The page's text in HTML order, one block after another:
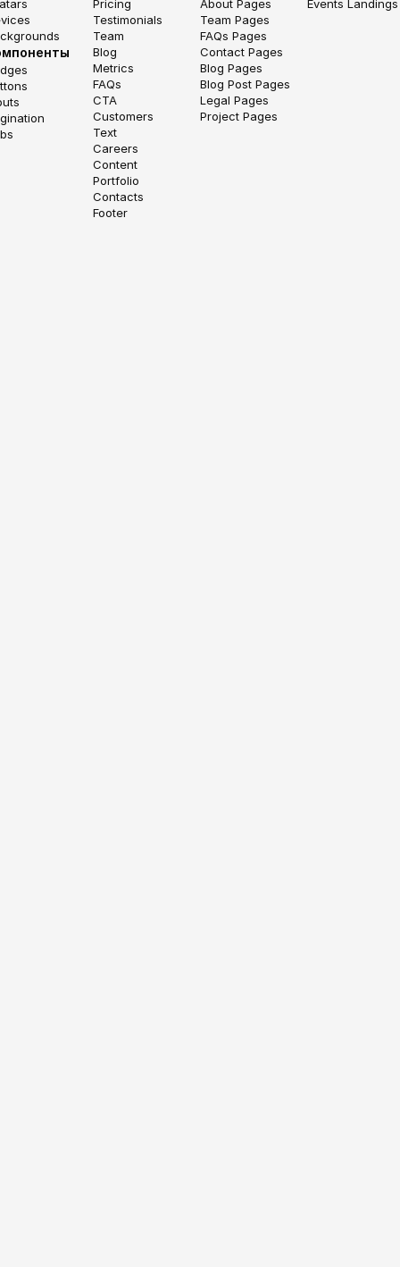
Pricing
Testimonials
Team
Blog
Metrics
FAQs
CTA
Customers
Text
Careers
Content
Portfolio
Contacts
Footer
About Pages
Team Pages
FAQs Pages
Contact Pages
Blog Pages
Blog Post Pages
Legal Pages
Project Pages
Events Landings